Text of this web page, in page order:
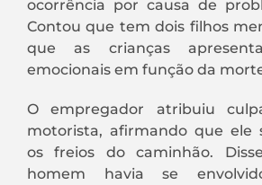
ocorrência por causa de
Contou que tem dois filhos
que as crianças
emocionais em função da
O empregador atribuiu
motorista, afirmando que ele
os freios do caminhão.
homem havia se